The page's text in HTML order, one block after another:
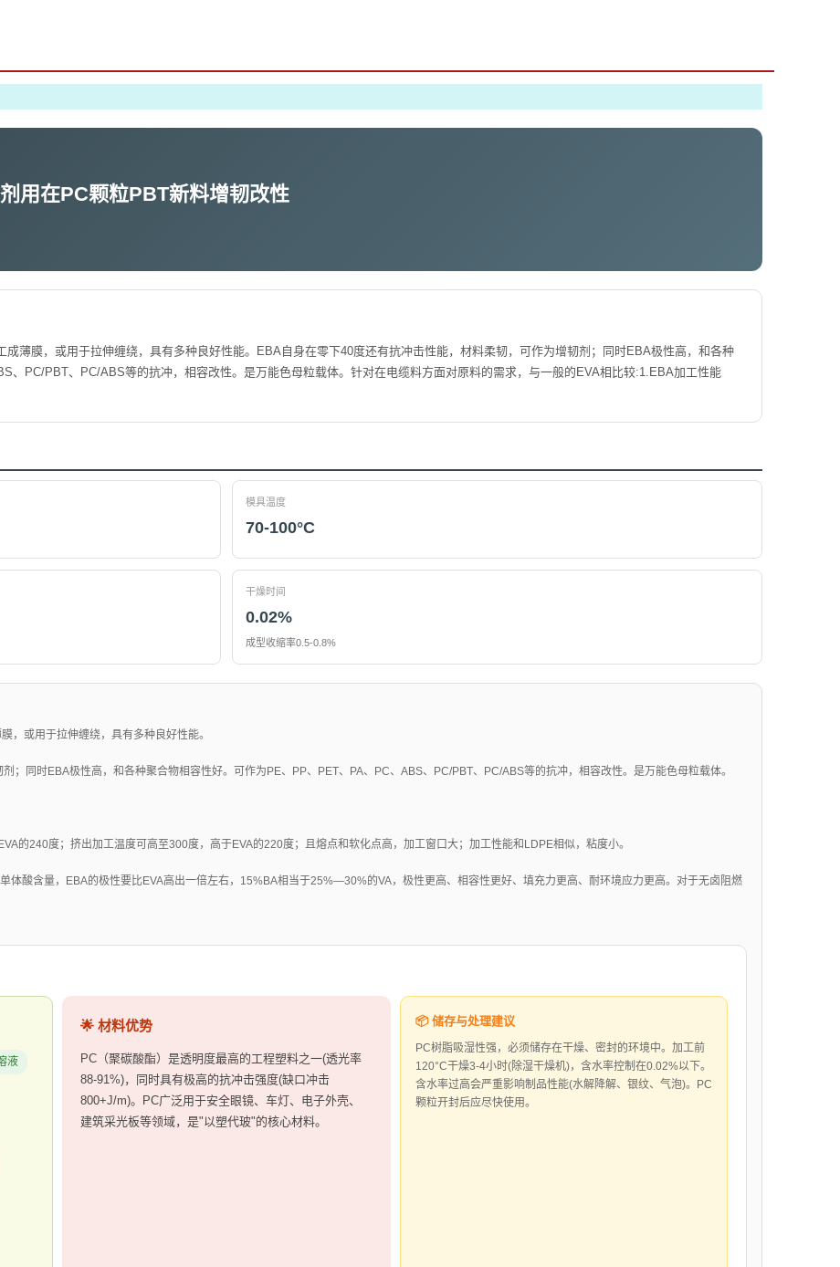
用在PC颗粒PBT新料增韧改性
薄膜，或用于拉伸缠绕，具有多种良好性能。EBA自身在零下40度还有抗冲击性能，材料柔韧，可作为增韧剂；同时EBA极性高，和各种
、PC/PBT、PC/ABS等的抗冲，相容改性。是万能色母粒载体。针对在电缆料方面对原料的需求，与一般的EVA相比较:1.EBA加工性能
模具温度
70-100°C
干燥时间
0.02%
成型收缩率0.5-0.8%
，或用于拉伸缠绕，具有多种良好性能。
；同时EBA极性高，和各种聚合物相容性好。可作为PE、PP、PET、PA、PC、ABS、PC/PBT、PC/ABS等的抗冲，相容改性。是万能色母粒载体。
的240度；挤出加工温度可高至300度，高于EVA的220度；且熔点和软化点高，加工窗口大；加工性能和LDPE相似，粘度小。
体酸含量，EBA的极性要比EVA高出一倍左右，15%BA相当于25%—30%的VA，极性更高、相容性更好、填充力更高、耐环境应力更高。对于无卤阻燃
液
🌟 材料优势
PC（聚碳酸酯）是透明度最高的工程塑料之一(透光率
88-91%)，同时具有极高的抗冲击强度(缺口冲击
800+J/m)。PC广泛用于安全眼镜、车灯、电子外壳、
建筑采光板等领域，是"以塑代玻"的核心材料。
📦 储存与处理建议
PC树脂吸湿性强，必须储存在干燥、密封的环境中。加工前
120°C干燥3-4小时(除湿干燥机)，含水率控制在0.02%以下。
含水率过高会严重影响制品性能(水解降解、银纹、气泡)。PC
颗粒开封后应尽快使用。